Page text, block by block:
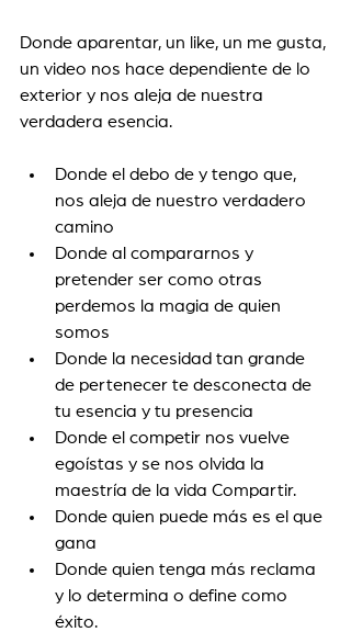
Donde aparentar, un like, un me gusta,
un video nos hace dependiente de lo
exterior y nos aleja de nuestra
verdadera esencia.
Donde el debo de y tengo que,
nos aleja de nuestro verdadero
camino
Donde al compararnos y
pretender ser como otras
perdemos la magia de quien
somos
Donde la necesidad tan grande
de pertenecer te desconecta de
tu esencia y tu presencia
Donde el competir nos vuelve
egoístas y se nos olvida la
maestría de la vida Compartir.
Donde quien puede más es el que
gana
Donde quien tenga más reclama
y lo determina o define como
éxito.